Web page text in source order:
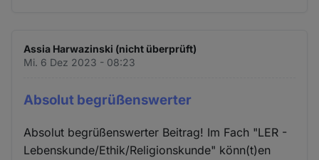
Assia Harwazinski (nicht überprüft)
Mi. 6 Dez 2023 - 08:23
Absolut begrüßenswerter
Absolut begrüßenswerter Beitrag! Im Fach "LER -
Lebenskunde/Ethik/Religionskunde" könn(t)en